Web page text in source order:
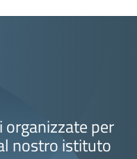
per
nostro istituto